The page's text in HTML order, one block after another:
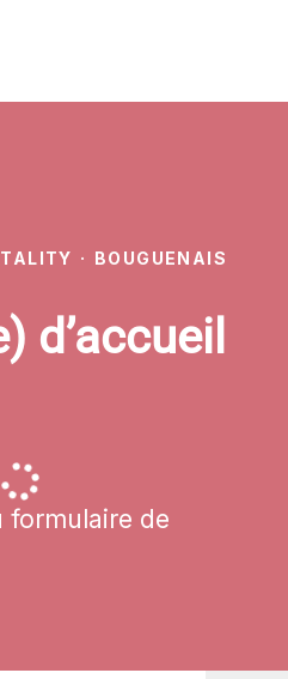
· BOUGUENAIS
d’accueil
formulaire de